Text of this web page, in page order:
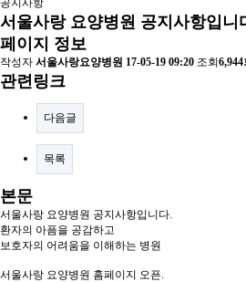
공지사항
서울사랑 요양병원 공지사항입니
페이지 정보
작성자 서울사랑요양병원 17-05-19 09:20 조회 6,944
관련링크
다음글
목록
본문
서울사랑 요양병원 공지사항입니다.
환자의 아픔을 공감하고
보호자의 어려움을 이해하는 병원
서울사랑 요양병원 홈페이지 오픈.